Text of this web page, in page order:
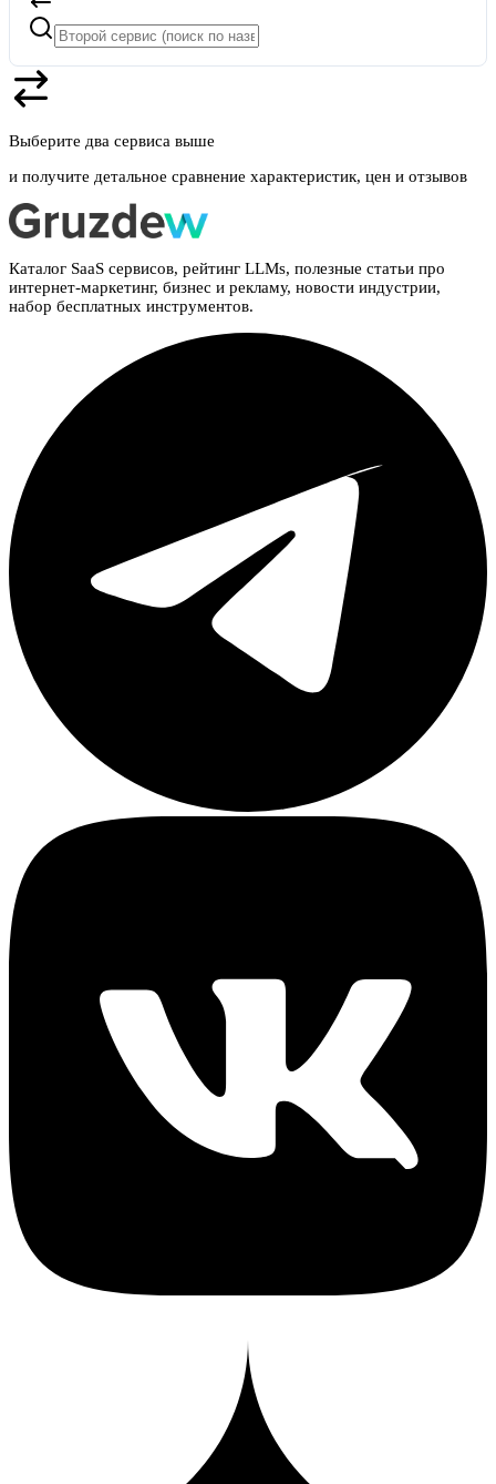
Выберите два сервиса выше
и получите детальное сравнение характеристик, цен и отзывов
Каталог SaaS сервисов, рейтинг LLMs, полезные статьи про
интернет-маркетинг, бизнес и рекламу, новости индустрии,
набор бесплатных инструментов.